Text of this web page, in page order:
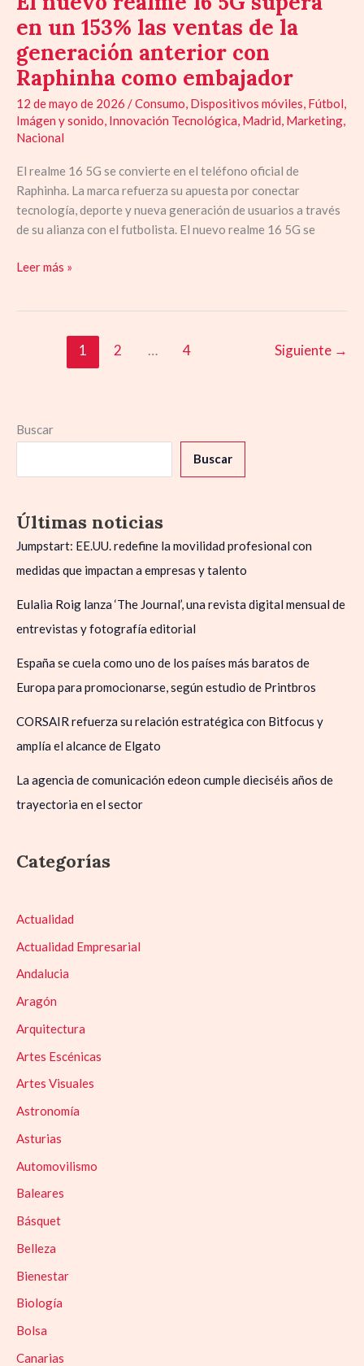
en un 153% las ventas de la
generación anterior con
Raphinha como embajador
12 de mayo de 2026 /Consumo Dispositivos móviles Fútbol
Imágen y sonido Innovación Tecnológica Madrid Marketing
Nacional
El realme 16 5G se convierte en el teléfono oficial de
Raphinha. La marca refuerza su apuesta por conectar
tecnología, deporte y nueva generación de usuarios a través
de su alianza con el futbolista. El nuevo realme 16 5G se
Leer más »
1 2 … 4 Siguiente →
Buscar
Buscar
Últimas noticias
Jumpstart: EE.UU. redefine la movilidad profesional con
medidas que impactan a empresas y talento
Eulalia Roig lanza ‘The Journal’, una revista digital mensual de
entrevistas y fotografía editorial
España se cuela como uno de los países más baratos de
Europa para promocionarse, según estudio de Printbros
CORSAIR refuerza su relación estratégica con Bitfocus y
amplía el alcance de Elgato
La agencia de comunicación edeon cumple dieciséis años de
trayectoria en el sector
Categorías
Actualidad
Actualidad Empresarial
Andalucia
Aragón
Arquitectura
Artes Escénicas
Artes Visuales
Astronomía
Asturias
Automovilismo
Baleares
Básquet
Belleza
Bienestar
Biología
Bolsa
Canarias